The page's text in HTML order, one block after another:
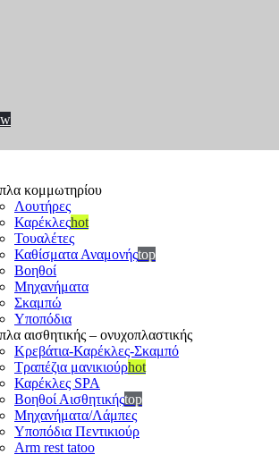
κομμωτηρίου
Λουτήρες
Καρέκλεςhot
Τουαλέτες
Καθίσματα Αναμονήςtop
Βοηθοί
Μηχανήματα
Σκαμπώ
Υποπόδια
αισθητικής – ονυχοπλαστικής
Κρεβάτια-Καρέκλες-Σκαμπό
Τραπέζια μανικιούρhot
Καρέκλες SPA
Βοηθοί Αισθητικήςtop
Μηχανήματα/Λάμπες
Υποπόδια Πεντικιούρ
Arm rest tatoo